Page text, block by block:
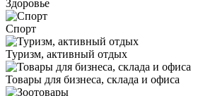
Здоровье
Спорт
Туризм, активный отдых
Товары для бизнеса, склада и офиса